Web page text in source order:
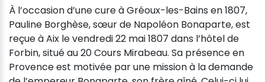
À l’occasion d’une cure à Gréoux-les-Bains en 1807,
Pauline Borghèse, sœur de Napoléon Bonaparte, est
reçue à Aix le vendredi 22 mai 1807 dans l’hôtel de
Forbin, situé au 20 Cours Mirabeau. Sa présence en
Provence est motivée par une mission à la demande